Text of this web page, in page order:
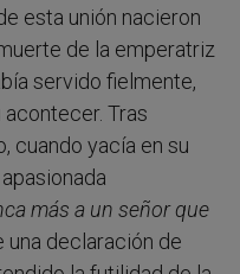
esta unión nacieron
de la emperatriz
servido fielmente,
Tras
cuando yacía en su
más a un señor que
una declaración de